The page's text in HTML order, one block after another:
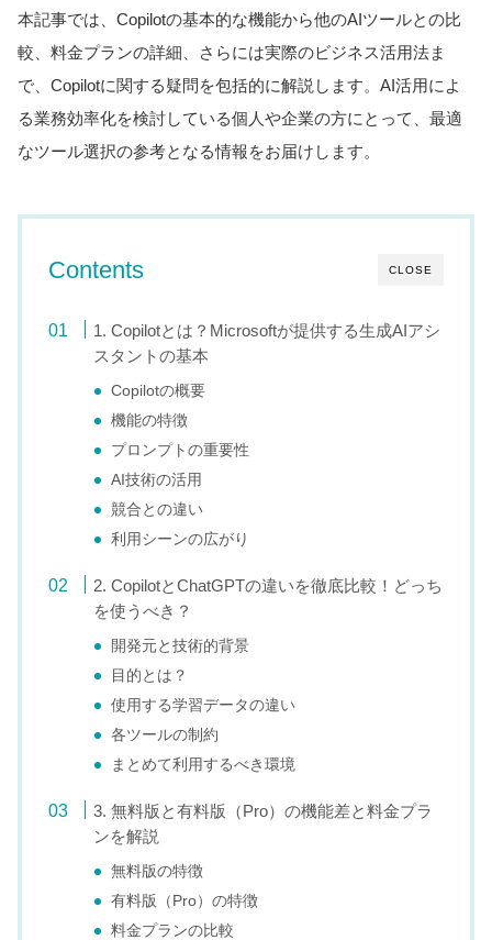
本記事では、Copilotの基本的な機能から他のAIツールとの比
較、料金プランの詳細、さらには実際のビジネス活用法ま
で、Copilotに関する疑問を包括的に解説します。AI活用によ
る業務効率化を検討している個人や企業の方にとって、最適
なツール選択の参考となる情報をお届けします。
CLOSE
Contents
1. Copilotとは？Microsoftが提供する生成AIアシ
スタントの基本
Copilotの概要
機能の特徴
プロンプトの重要性
AI技術の活用
競合との違い
利用シーンの広がり
2. CopilotとChatGPTの違いを徹底比較！どっち
を使うべき？
開発元と技術的背景
目的とは？
使用する学習データの違い
各ツールの制約
まとめて利用するべき環境
3. 無料版と有料版（Pro）の機能差と料金プラ
ンを解説
無料版の特徴
有料版（Pro）の特徴
料金プランの比較